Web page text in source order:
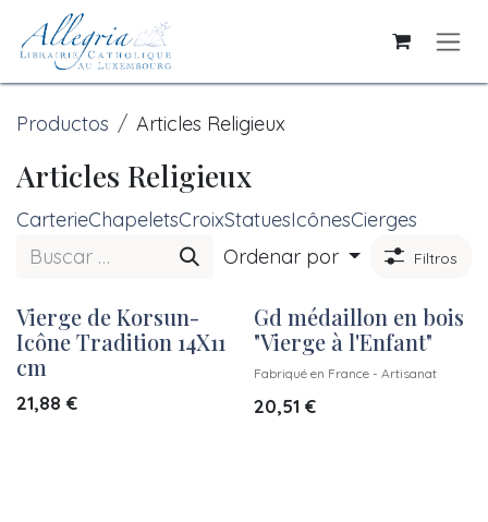
Ir al contenido
Productos Articles Religieux
Articles Religieux
CarterieChapeletsCroixStatuesIcônesCierges
Ordenar por
Filtros
Vierge de Korsun-
Icône Tradition 14X11
cm
21,88 €
Gd médaillon en bois
"Vierge à l'Enfant"
Fabriqué en France - Artisanat
20,51 €